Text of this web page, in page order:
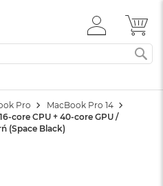
ZALOGUJ
SIĘ
Pro
MacBook Pro 14
core CPU + 40-core GPU /
(Space Black)